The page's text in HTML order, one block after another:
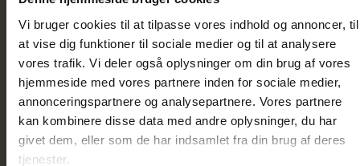
Vi bruger cookies til at tilpasse vores indhold og annoncer, til
at vise dig funktioner til sociale medier og til at analysere
vores trafik. Vi deler også oplysninger om din brug af vores
hjemmeside med vores partnere inden for sociale medier,
annonceringspartnere og analysepartnere. Vores partnere
kan kombinere disse data med andre oplysninger, du har
givet dem, eller som de har indsamlet fra din brug af deres
tjenester.
Seniorferie – book en plads med
rabat
Vi tilbyder campingferie med rabat på Vejers Strand
Camping, hvis du eller din ægtefælle/samlever er over
60 år. Rabatten kan bruges til en campingferie i foråret
Hos
alle
vi